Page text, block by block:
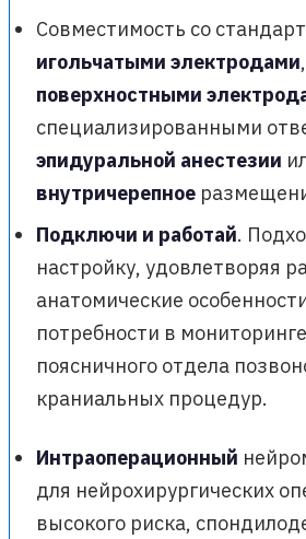
Совместимость со
игольчатыми электродами,
поверхностными
специализированными
эпидуральной анестезии
внутричерепное
Подключи и работай.
настройку, удовлетворяя
анатомические
потребности в
поясничного отдела
краниальных процедур.
Интраоперационный
для нейрохирургических
высокого риска,